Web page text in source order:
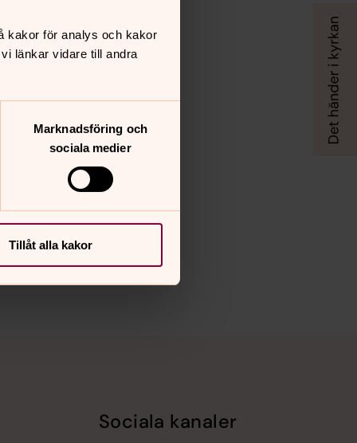
kakor för analys och kakor
länkar vidare till andra
Marknadsföring och
sociala medier
Tillåt alla kakor
Sociala kanaler